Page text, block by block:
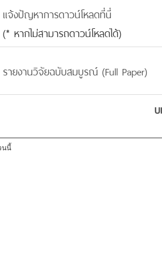
แจ้งปัญหาการดาวน์โหลดที่นี่
(* หากไม่สามารถดาวน์โหลดได้)
รายงานวิจัยฉบับสมบูรณ์ (Full Paper)